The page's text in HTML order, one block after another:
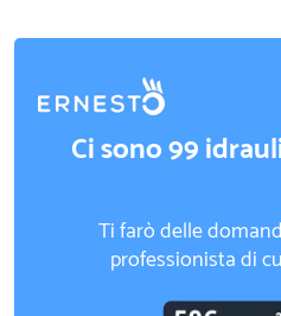
Ci sono 99
Ti farò delle
professionista di